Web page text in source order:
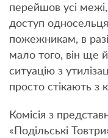
перейшов усі
доступ
пожежникам, в
мало того, він ще
ситуацію з
просто стікають з
Комісія з
«Подільські